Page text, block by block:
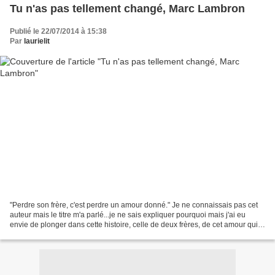
Tu n'as pas tellement changé, Marc Lambron
Publié le 22/07/2014 à 15:38
Par laurielit
"Perdre son frère, c'est perdre un amour donné." Je ne connaissais pas cet
auteur mais le titre m'a parlé...je ne sais expliquer pourquoi mais j'ai eu
envie de plonger dans cette histoire, celle de deux frères, de cet amour qui